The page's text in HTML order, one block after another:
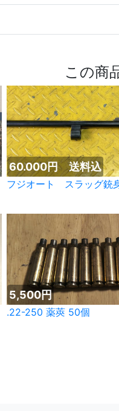
この商
60.000円 送料込
フジオート スラッグ銃
5,500円
.22-250 薬莢 50個